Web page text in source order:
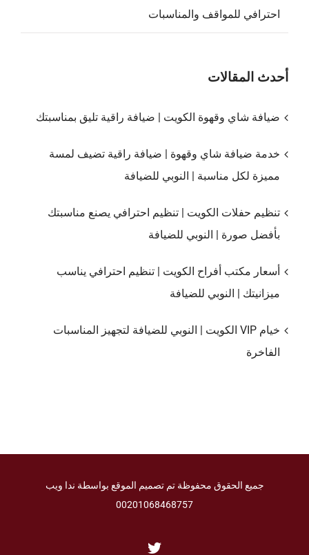
احترافي للمواقف والمناسبات
أحدث المقالات
ضيافة شاي وقهوة الكويت | ضيافة راقية تليق بمناسبتك
خدمة ضيافة شاي وقهوة | ضيافة راقية تضيف لمسة
مميزة لكل مناسبة | النوبي للضيافة
تنظيم حفلات الكويت | تنظيم احترافي يصنع مناسبتك
بأفضل صورة | النوبي للضيافة
أسعار مكتب أفراح الكويت | تنظيم احترافي يناسب
ميزانيتك | النوبي للضيافة
خيام VIP الكويت | النوبي للضيافة لتجهيز المناسبات
الفاخرة
جميع الحقوق محفوظة تم تصميم الموقع بواسطة ندا ويب
00201068468757